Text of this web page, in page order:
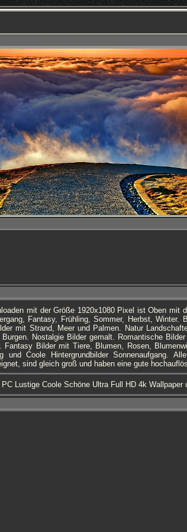
mit der Größe 1920x1080 Pixel ist Oben mit
Fantasy, Frühling, Sommer, Herbst, Winter.
mit Strand, Meer und Palmen. Natur
Nostalgie Bilder gemalt. Romantische
Fantasy Bilder mit Tiere, Blumen, Rosen,
und Coole Hintergrundbilder Sonnenaufgang.
sind gleich groß und haben eine gute
Lustige Coole Schöne Ultra Full HD 4k Wallpaper